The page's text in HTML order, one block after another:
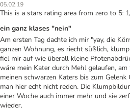
05.02.19
This is a stars rating area from zero to 5:
ein ganz klases "nein"
Am ersten Tag dachte ich mir "yay, die
ganzen Wohnung, es riecht süßlich,
fiel mir auf wie überall kleine
wäre mein Kater durch Mehl gelaufen,
meinen schwarzen Katers bis zum Gelenk
man hier echt nicht reden. Die
einer Woche auch immer mehr und sie
wieder.